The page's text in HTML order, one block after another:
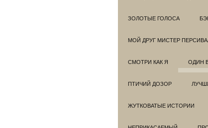
ЗОЛОТЫЕ ГОЛОСА
МОЙ ДРУГ МИСТЕР
СМОТРИ КАК Я ОДИН
ПТИЧИЙ ДОЗОР
ЖУТКОВАТЫЕ ИСТОРИИ